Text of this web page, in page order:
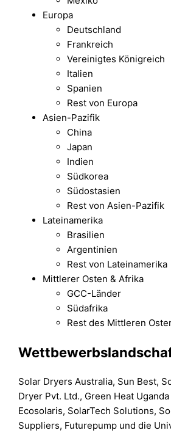
Europa
Deutschland
Frankreich
Vereinigtes Königreich
Italien
Spanien
Rest von Europa
Asien-Pazifik
China
Japan
Indien
Südkorea
Südostasien
Rest von Asien-Pazifik
Lateinamerika
Brasilien
Argentinien
Rest von Lateinamerika
Mittlerer Osten & Afrika
GCC-Länder
Südafrika
Rest des Mittleren
Solar Dryers Australia, Sun Best,
Dryer Pvt. Ltd., Green Heat
Ecosolaris, SolarTech Solutions,
Suppliers, Futurepump und die